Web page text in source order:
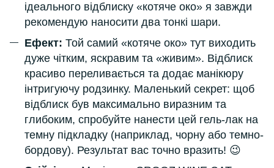
ідеального відблиску «котяче око» я завжди
рекомендую наносити два тонкі шари.
Ефект: Той самий «котяче око» тут виходить
дуже чітким, яскравим та «живим». Відблиск
красиво переливається та додає манікюру
інтригуючу родзинку. Маленький секрет: щоб
відблиск був максимально виразним та
глибоким, спробуйте нанести цей гель-лак на
темну підкладку (наприклад, чорну або темно-
бордову). Результат вас точно вразить! 😉